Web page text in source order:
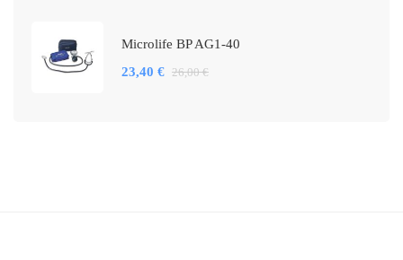
Microlife BP AG1-40
23,40 € 26,00€